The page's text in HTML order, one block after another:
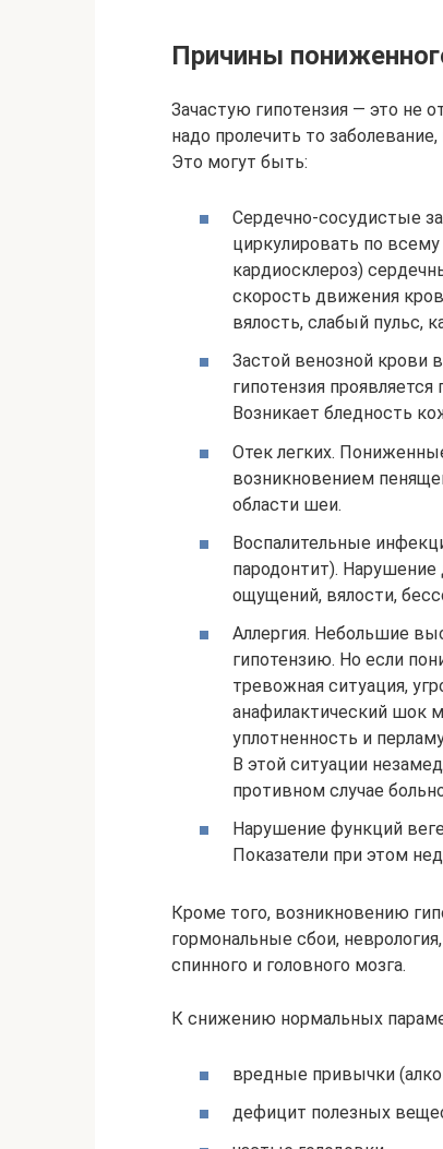
Причины
Зачастую гипотензия — это не
надо пролечить то
Это могут быть:
Сердечно-сосудистые
циркулировать по
кардиосклероз)
скорость движения
вялость, слабый пульс,
Застой венозной крови
гипотензия
Возникает бледность
Отек легких.
возникновением
области шеи.
Воспалительные
пародонтит). Нарушение
ощущений, вялости,
Аллергия. Небольшие
гипотензию. Но если
тревожная ситуация,
анафилактический шок
уплотненность и
В этой ситуации
противном случае
Нарушение функций
Показатели при этом
Кроме того, возникновению
гормональные сбои,
спинного и головного мозга.
К снижению нормальных
вредные привычки
дефицит полезных